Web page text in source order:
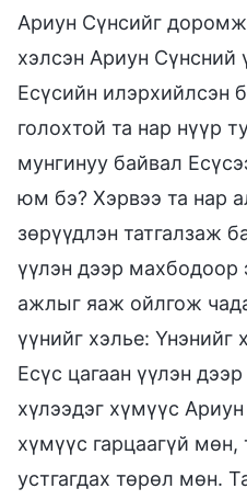
Ариун Сүнсийг
хэлсэн Ариун Сүнсний
Есүсийн илэрхийлсэн
голохтой та нар нүүр
мунгинуу байвал
юм бэ? Хэрвээ та нар
зөрүүдлэн татгалзаж
үүлэн дээр махбодоор
ажлыг яаж ойлгож
үүнийг хэлье: Үнэнийг
Есүс цагаан үүлэн
хүлээдэг хүмүүс
хүмүүс гарцаагүй мөн,
устгагдах төрөл мөн.